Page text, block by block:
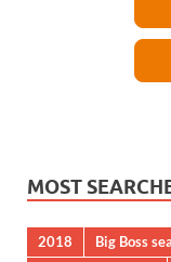
MOST
2018 Big Boss